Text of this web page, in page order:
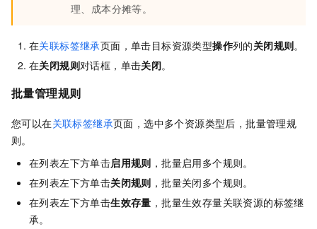
理、成本分摊等。
在关联标签继承页面，单击目标资源类型操作列的关闭规则。
在关闭规则对话框，单击关闭。
批量管理规则
您可以在关联标签继承页面，选中多个资源类型后，批量管理规
则。
在列表左下方单击启用规则 ，批量启用多个规则。
在列表左下方单击关闭规则 ，批量关闭多个规则。
在列表左下方单击生效存量 ，批量生效存量关联资源的标签继
承。